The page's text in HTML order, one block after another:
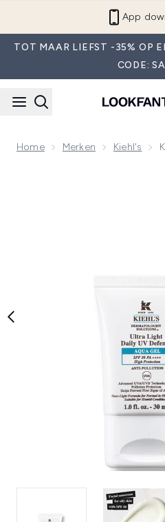
App
TOT MAAR LIEFST -35% OP
CODE:
Home Merken Kiehl's